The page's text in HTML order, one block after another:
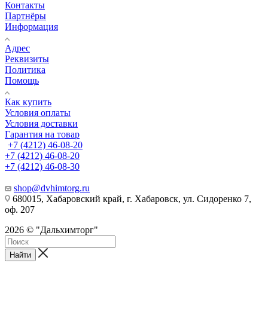
Контакты
Партнёры
Информация
Адрес
Реквизиты
Политика
Помощь
Как купить
Условия оплаты
Условия доставки
Гарантия на товар
+7 (4212) 46-08-20
+7 (4212) 46-08-20
+7 (4212) 46-08-30
shop@dvhimtorg.ru
680015, Хабаровский край, г. Хабаровск, ул. Сидоренко 7,
оф. 207
2026 © "Дальхимторг"
Найти